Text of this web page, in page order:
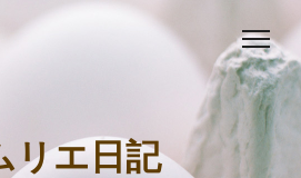
リエ日記